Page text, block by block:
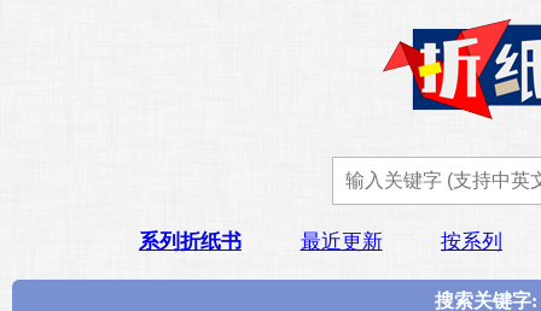
系列折纸书 最近更新 按系列
搜索关键